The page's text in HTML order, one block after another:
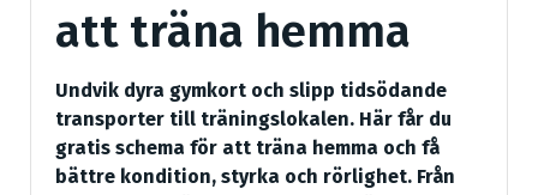
att träna hemma
Undvik dyra gymkort och slipp tidsödande
transporter till träningslokalen. Här får du
gratis schema för att träna hemma och få
bättre kondition, styrka och rörlighet. Från